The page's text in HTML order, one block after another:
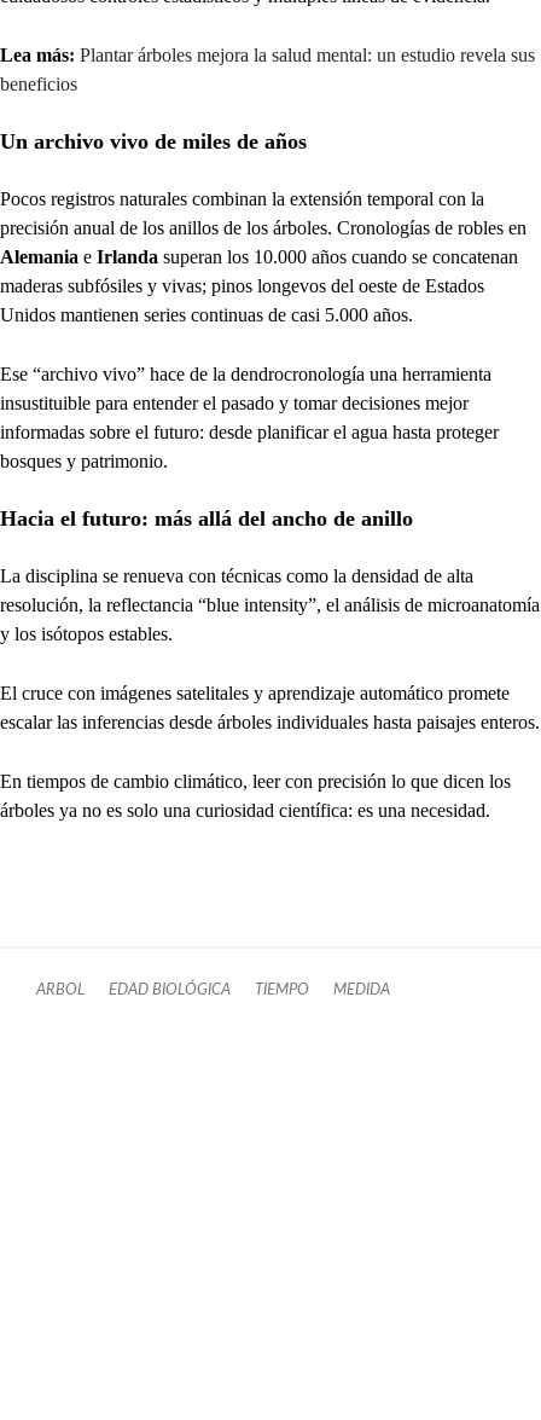
Lea más: Plantar árboles mejora la salud mental: un estudio revela sus
beneficios
Un archivo vivo de miles de años
Pocos registros naturales combinan la extensión temporal con la
precisión anual de los anillos de los árboles. Cronologías de robles en
Alemania e Irlanda superan los 10.000 años cuando se concatenan
maderas subfósiles y vivas; pinos longevos del oeste de Estados
Unidos mantienen series continuas de casi 5.000 años.
Ese “archivo vivo” hace de la dendrocronología una herramienta
insustituible para entender el pasado y tomar decisiones mejor
informadas sobre el futuro: desde planificar el agua hasta proteger
bosques y patrimonio.
Hacia el futuro: más allá del ancho de anillo
La disciplina se renueva con técnicas como la densidad de alta
resolución, la reflectancia “blue intensity”, el análisis de microanatomía
y los isótopos estables.
El cruce con imágenes satelitales y aprendizaje automático promete
escalar las inferencias desde árboles individuales hasta paisajes enteros.
En tiempos de cambio climático, leer con precisión lo que dicen los
árboles ya no es solo una curiosidad científica: es una necesidad.
ARBOL EDAD BIOLÓGICA TIEMPO MEDIDA